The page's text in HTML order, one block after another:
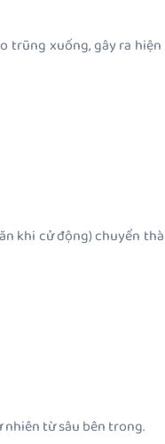
xuống, gây ra
khi cử động) chuyển
từ sâu bên trong.